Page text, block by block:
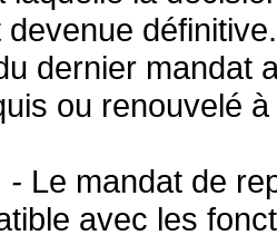
dernier mandat
ou renouvelé
- Le mandat de
avec les